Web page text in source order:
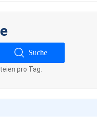
Suche
pro Tag.